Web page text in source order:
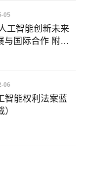
05
工智能创新未来
与国际合作 附全
06
智能权利法案蓝